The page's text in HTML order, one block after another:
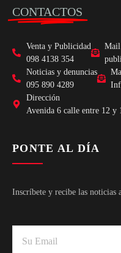
CONTACTOS
Venta y Publicidad
098 4138 354
Mail
Noticias y denuncias
095 890 4289
Dirección
Avenida 6 calle entre 12 y
PONTE AL DÍA
Inscríbete y recibe las noticias